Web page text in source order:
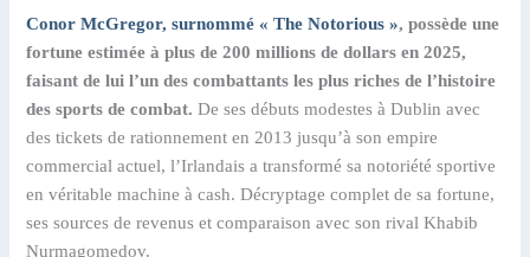
Conor McGregor, surnommé « The Notorious », possède une
fortune estimée à plus de 200 millions de dollars en 2025,
faisant de lui l’un des combattants les plus riches de l’histoire
des sports de combat. De ses débuts modestes à Dublin avec
des tickets de rationnement en 2013 jusqu’à son empire
commercial actuel, l’Irlandais a transformé sa notoriété sportive
en véritable machine à cash. Décryptage complet de sa fortune,
ses sources de revenus et comparaison avec son rival Khabib
Nurmagomedov.